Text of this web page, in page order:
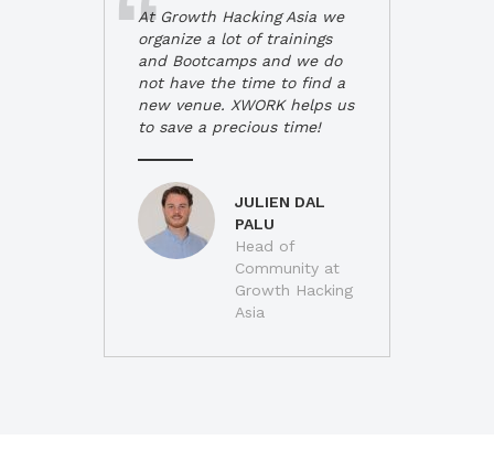
At Growth Hacking Asia we
organize a lot of trainings
and Bootcamps and we do
not have the time to find a
new venue. XWORK helps us
to save a precious time!
JULIEN DAL
PALU
Head of
Community at
Growth Hacking
Asia